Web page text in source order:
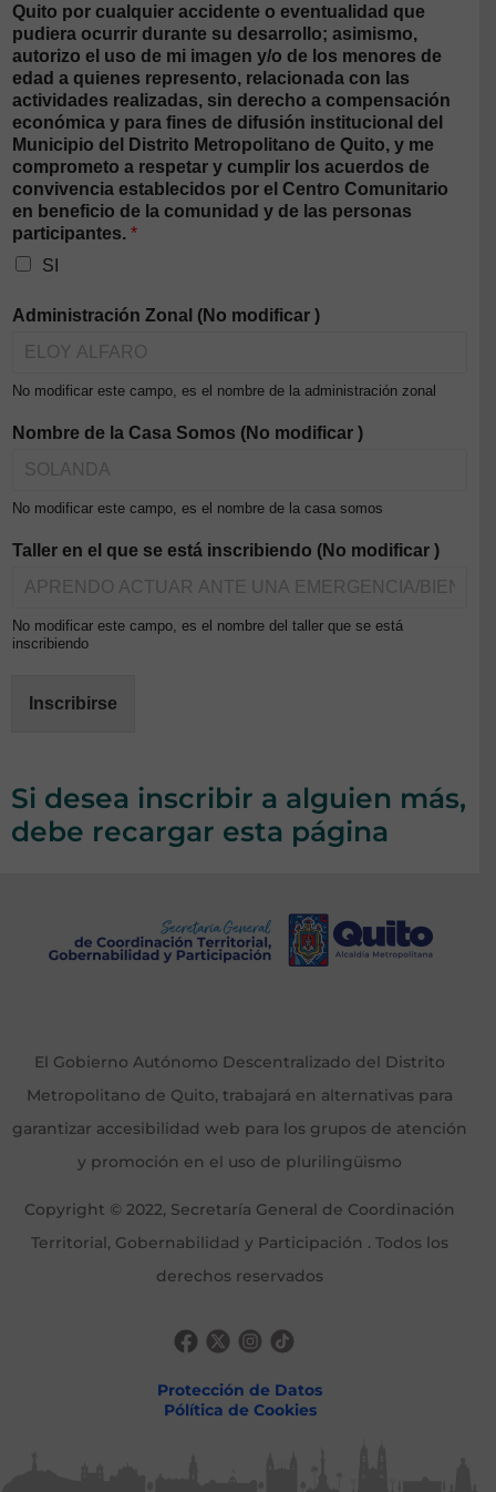
Quito por cualquier accidente o eventualidad que
pudiera ocurrir durante su desarrollo; asimismo,
autorizo el uso de mi imagen y/o de los menores de
edad a quienes represento, relacionada con las
actividades realizadas, sin derecho a compensación
económica y para fines de difusión institucional del
Municipio del Distrito Metropolitano de Quito, y me
comprometo a respetar y cumplir los acuerdos de
convivencia establecidos por el Centro Comunitario
en beneficio de la comunidad y de las personas
participantes. *
SI
Administración Zonal (No modificar )
No modificar este campo, es el nombre de la administración zonal
Nombre de la Casa Somos (No modificar )
No modificar este campo, es el nombre de la casa somos
Taller en el que se está inscribiendo (No modificar )
No modificar este campo, es el nombre del taller que se está
inscribiendo
Inscribirse
Si desea inscribir a alguien más,
debe recargar esta página
El Gobierno Autónomo Descentralizado del Distrito
Metropolitano de Quito, trabajará en alternativas para
garantizar accesibilidad web para los grupos de atención
y promoción en el uso de plurilingüismo
Copyright © 2022, Secretaría General de Coordinación
Territorial, Gobernabilidad y Participación . Todos los
derechos reservados
Protección de Datos
Pólítica de Cookies